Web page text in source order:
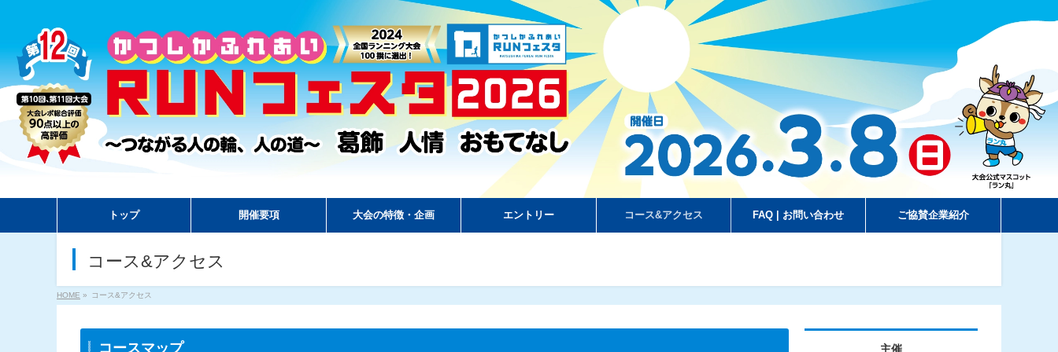
トップ 開催要項 大会の特徴・企画 エントリー コース&アクセス FAQ | お問い合わせ ご協賛企業紹介
コース&アクセス
HOME » コース&アクセス
コースマップ 主催